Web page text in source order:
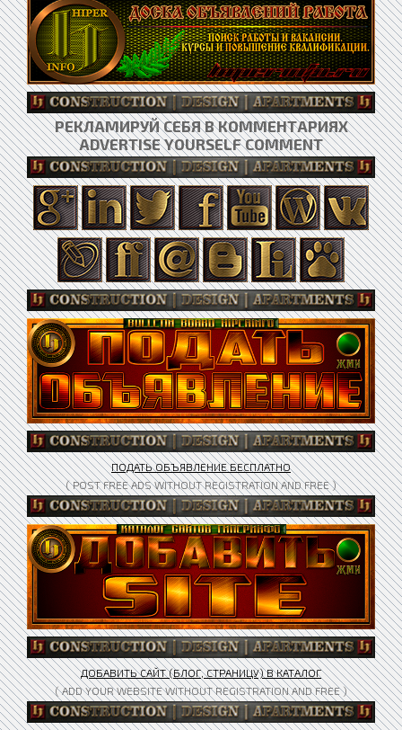
РЕКЛАМИРУЙ СЕБЯ В КОММЕНТАРИЯХ
ADVERTISE YOURSELF COMMENT
ПОДАТЬ ОБЪЯВЛЕНИЕ БЕСПЛАТНО
( POST FREE ADS WITHOUT REGISTRATION AND FREE )
ДОБАВИТЬ САЙТ (БЛОГ, СТРАНИЦУ) В КАТАЛОГ
( ADD YOUR WEBSITE WITHOUT REGISTRATION AND FREE )